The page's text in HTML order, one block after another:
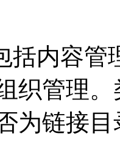
括内容
织管理
否为链